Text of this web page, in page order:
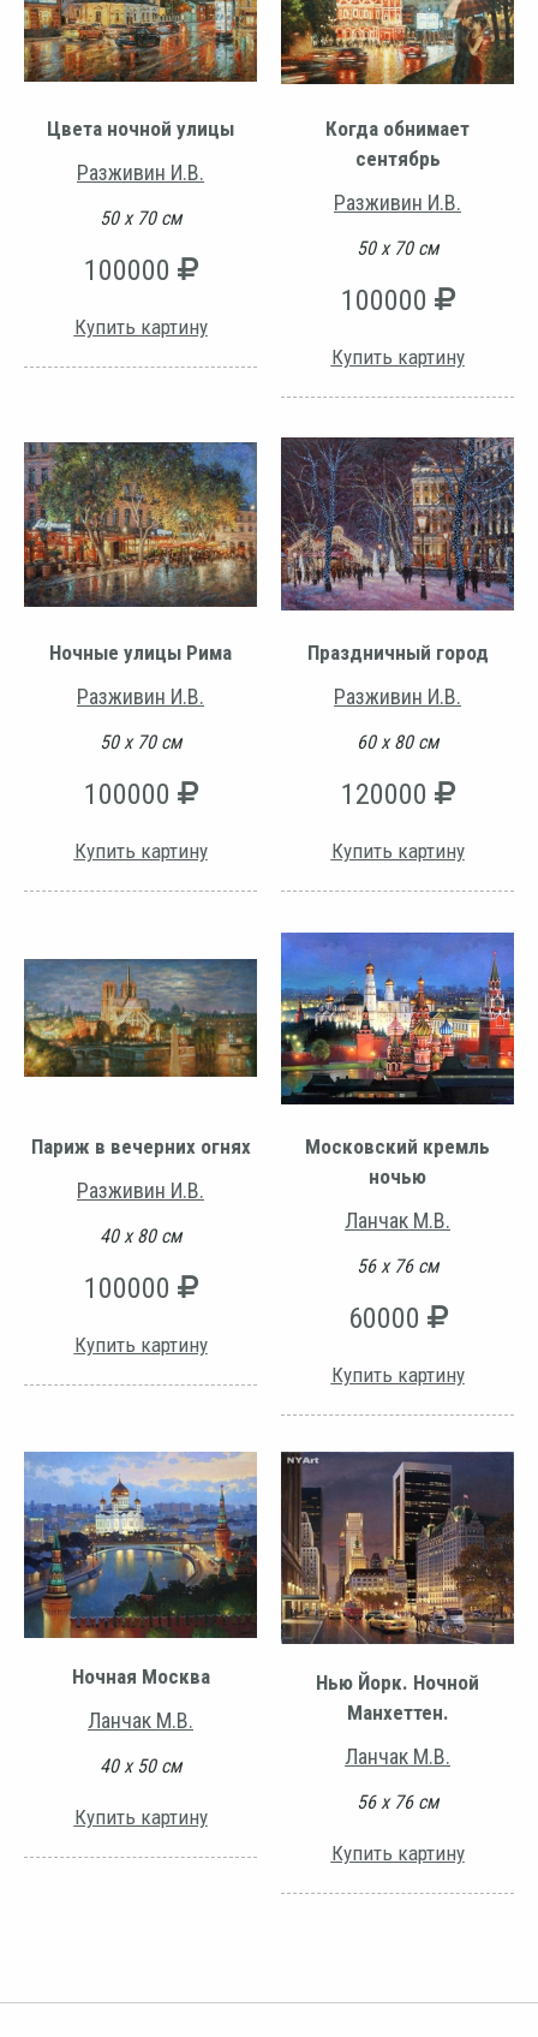
Цвета ночной улицы
Разживин И.В.
50 х 70 см
100000
Купить картину
Когда обнимает
сентябрь
Разживин И.В.
50 х 70 см
100000
Купить картину
Ночные улицы Рима
Разживин И.В.
50 х 70 см
100000
Купить картину
Праздничный город
Разживин И.В.
60 х 80 см
120000
Купить картину
Париж в вечерних огнях
Разживин И.В.
40 х 80 см
100000
Купить картину
Московский кремль
ночью
Ланчак М.В.
56 х 76 см
60000
Купить картину
Ночная Москва
Ланчак М.В.
40 х 50 см
Купить картину
Нью Йорк. Ночной
Манхеттен.
Ланчак М.В.
56 х 76 см
Купить картину